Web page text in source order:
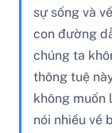
sự sống và
con đường
chúng ta
thông tuệ
không muốn
nói nhiều về